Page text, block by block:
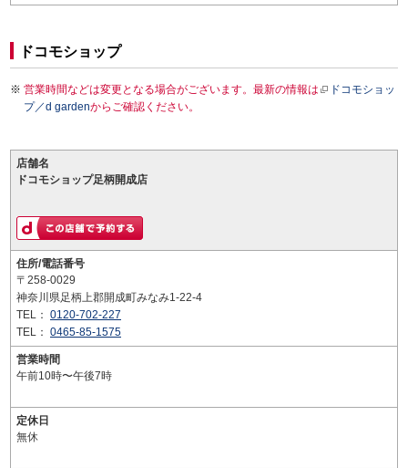
ドコモショップ
営業時間などは変更となる場合がございます。最新の情報は
ドコモショッ
プ／d gardenからご確認ください。
店舗名
ドコモショップ足柄開成店
住所/電話番号
〒258-0029
神奈川県足柄上郡開成町みなみ1-22-4
TEL： 0120-702-227
TEL： 0465-85-1575
営業時間
午前10時〜午後7時
定休日
無休